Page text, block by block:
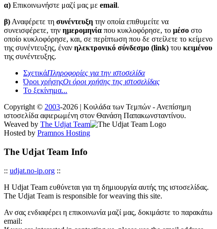
α) Επικοινωνήστε μαζί μας με email.
β) Αναφέρετε τη συνέντευξη την οποία επιθυμείτε να
συνεισφέρετε, την ημερομηνία που κυκλοφόρησε, το μέσο στο
οποίο κυκλοφόρησε, και, σε περίπτωση που δε στείλετε το κείμενο
της συνέντευξης, έναν ηλεκτρονικό σύνδεσμο (link) του κειμένου
της συνέντευξης.
ΣχετικάΠληροφορίες για την ιστοσελίδα
Όροι χρήσηςΟι όροι χρήσης της ιστοσελίδας
Το ξεκίνημα...
Copyright © 2003-2026 | Κοιλάδα των Τεμπών - Ανεπίσημη
ιστοσελίδα αφιερωμένη στον Θανάση Παπακωνσταντίνου.
Weaved by The Udjat Team
Hosted by Pramnos Hosting
The Udjat Team Info
:: udjat.no-ip.org ::
Η Udjat Team ευθύνεται για τη δημιουργία αυτής της ιστοσελίδας.
The Udjat Team is responsible for weaving this site.
Αν σας ενδιαφέρει η επικοινωνία μαζί μας, δοκιμάστε το παρακάτω
email: